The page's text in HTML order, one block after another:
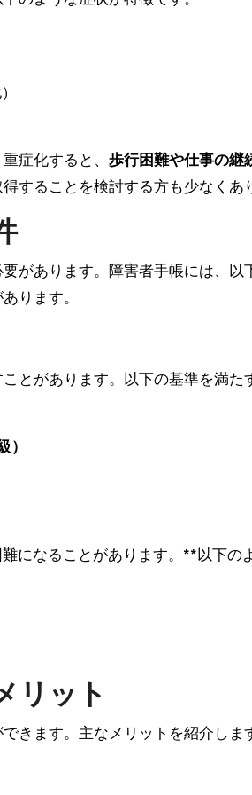
症化すると、 歩行困難や仕事の継
することを検討する方も少なくあ
があります。障害者手帳には、以
ります。
とがあります。以下の基準を満た
になることがあります。**以下の
リット
きます。主なメリットを紹介しま